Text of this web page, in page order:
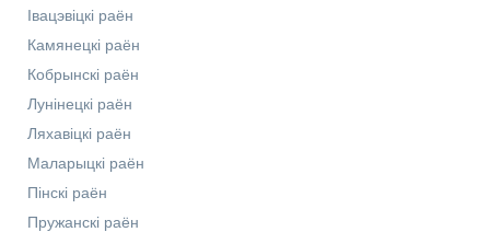
Івацэвіцкі раён
Камянецкі раён
Кобрынскі раён
Лунінецкі раён
Ляхавіцкі раён
Маларыцкі раён
Пінскі раён
Пружанскі раён